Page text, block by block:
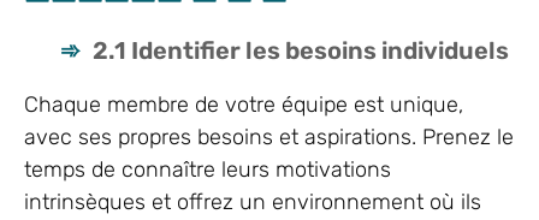
2.1 Identifier les besoins individuels
Chaque membre de votre équipe est unique,
avec ses propres besoins et aspirations. Prenez le
temps de connaître leurs motivations
intrinsèques et offrez un environnement où ils